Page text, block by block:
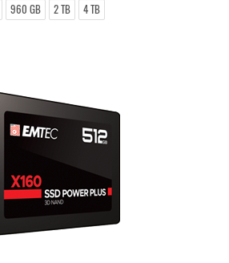
960 GB 2 TB 4 TB